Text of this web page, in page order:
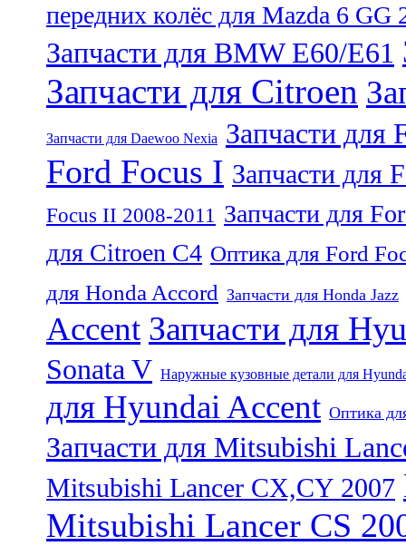
передних колёс для Mazda 6 GG
Запчасти для BMW E60/E61
Запчасти для Citroen
Запчасти для Daewoo Nexia Запчасти для
Ford Focus I Запчасти для
Focus II 2008-2011 Запчасти для
для Citroen C4 Оптика для Ford
для Honda Accord Запчасти для Honda Jazz
Accent Запчасти для
Sonata V Наружные кузовные детали для
для Hyundai Accent Оптика
Запчасти для Mitsubishi
Mitsubishi Lancer CX,CY 2007
Mitsubishi Lancer CS